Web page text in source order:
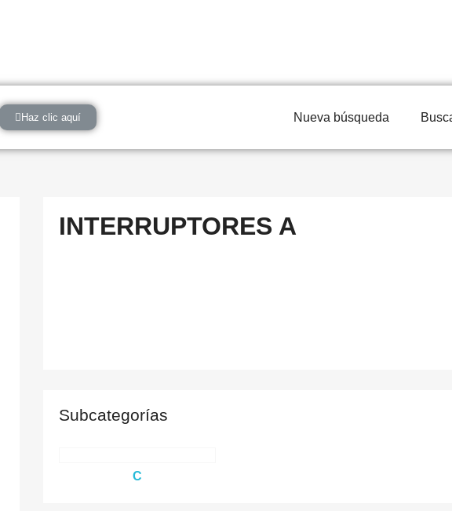
Haz clic aquí Nueva búsqueda
INTERRUPTORES A
Subcategorías
C